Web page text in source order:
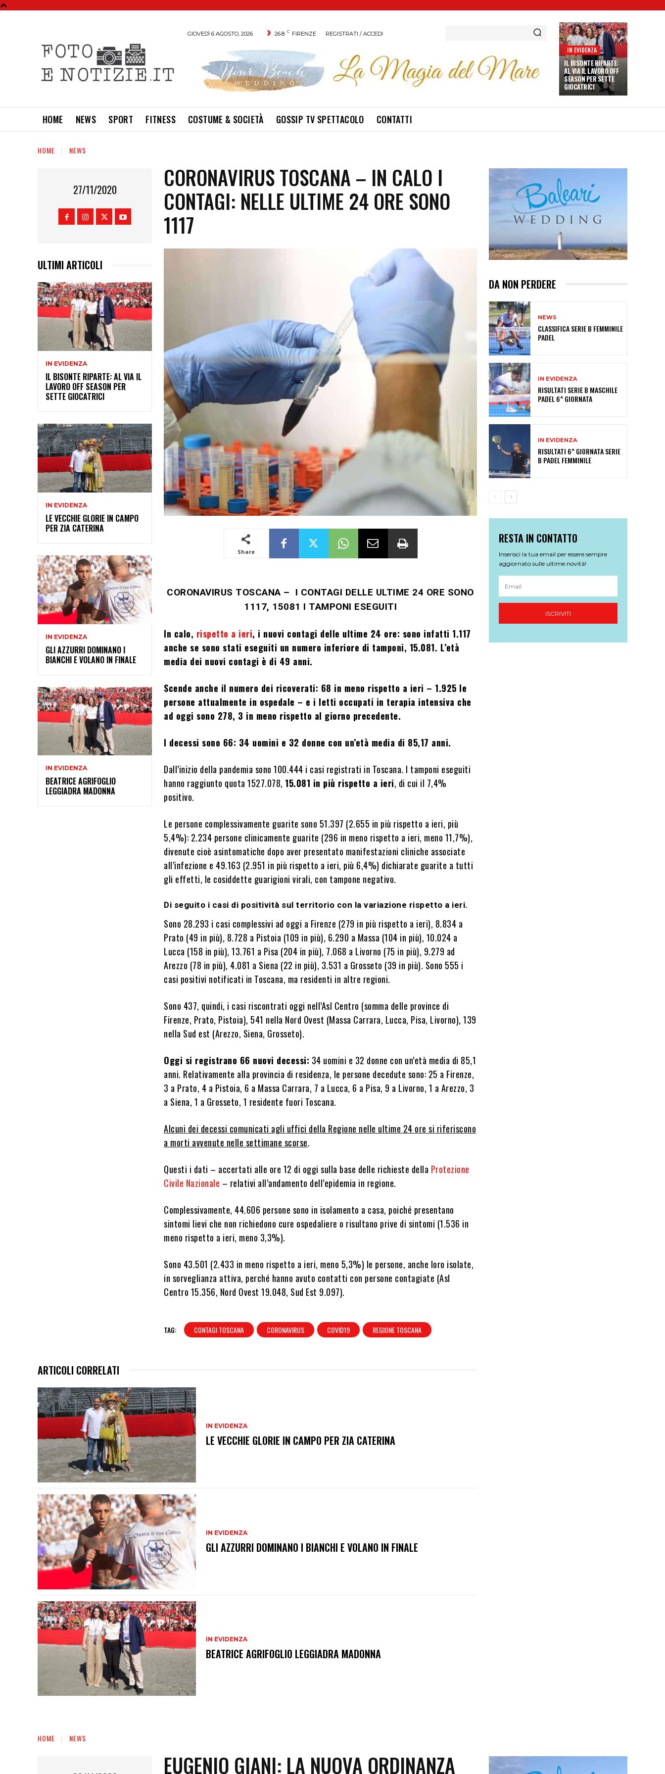
GIOVEDÌ 6 AGOSTO, 2026 26.8 C FIRENZE REGISTRATI / ACCEDI
IN EVIDENZA
IL BISONTE RIPARTE:
AL VIA IL LAVORO OFF
SEASON PER SETTE
GIOCATRICI
HOME NEWS SPORT FITNESS COSTUME & SOCIETÀ GOSSIP TV SPETTACOLO CONTATTI
HOME NEWS
27/11/2020
ULTIMI ARTICOLI
IN EVIDENZA
IL BISONTE RIPARTE: AL VIA IL
LAVORO OFF SEASON PER
SETTE GIOCATRICI
IN EVIDENZA
LE VECCHIE GLORIE IN CAMPO
PER ZIA CATERINA
IN EVIDENZA
GLI AZZURRI DOMINANO I
BIANCHI E VOLANO IN FINALE
IN EVIDENZA
BEATRICE AGRIFOGLIO
LEGGIADRA MADONNA
CORONAVIRUS TOSCANA – IN CALO I
CONTAGI: NELLE ULTIME 24 ORE SONO
1117
Share
CORONAVIRUS TOSCANA – I CONTAGI DELLE ULTIME 24 ORE SONO
1117, 15081 I TAMPONI ESEGUITI
In calo, rispetto a ieri, i nuovi contagi delle ultime 24 ore: sono infatti 1.117
anche se sono stati eseguiti un numero inferiore di tamponi, 15.081. L’età
media dei nuovi contagi è di 49 anni.
Scende anche il numero dei ricoverati: 68 in meno rispetto a ieri – 1.925 le
persone attualmente in ospedale – e i letti occupati in terapia intensiva che
ad oggi sono 278, 3 in meno rispetto al giorno precedente.
I decessi sono 66: 34 uomini e 32 donne con un’età media di 85,17 anni.
Dall’inizio della pandemia sono 100.444 i casi registrati in Toscana. I tamponi eseguiti
hanno raggiunto quota 1527.078, 15.081 in più rispetto a ieri, di cui il 7,4%
positivo.
Le persone complessivamente guarite sono 51.397 (2.655 in più rispetto a ieri, più
5,4%): 2.234 persone clinicamente guarite (296 in meno rispetto a ieri, meno 11,7%),
divenute cioè asintomatiche dopo aver presentato manifestazioni cliniche associate
all’infezione e 49.163 (2.951 in più rispetto a ieri, più 6,4%) dichiarate guarite a tutti
gli effetti, le cosiddette guarigioni virali, con tampone negativo.
Di seguito i casi di positività sul territorio con la variazione rispetto a ieri.
Sono 28.293 i casi complessivi ad oggi a Firenze (279 in più rispetto a ieri), 8.834 a
Prato (49 in più), 8.728 a Pistoia (109 in più), 6.290 a Massa (104 in più), 10.024 a
Lucca (158 in più), 13.761 a Pisa (204 in più), 7.068 a Livorno (75 in più), 9.279 ad
Arezzo (78 in più), 4.081 a Siena (22 in più), 3.531 a Grosseto (39 in più). Sono 555 i
casi positivi notificati in Toscana, ma residenti in altre regioni.
Sono 437, quindi, i casi riscontrati oggi nell’Asl Centro (somma delle province di
Firenze, Prato, Pistoia), 541 nella Nord Ovest (Massa Carrara, Lucca, Pisa, Livorno), 139
nella Sud est (Arezzo, Siena, Grosseto).
Oggi si registrano 66 nuovi decessi: 34 uomini e 32 donne con un’età media di 85,1
anni. Relativamente alla provincia di residenza, le persone decedute sono: 25 a Firenze,
3 a Prato, 4 a Pistoia, 6 a Massa Carrara, 7 a Lucca, 6 a Pisa, 9 a Livorno, 1 a Arezzo, 3
a Siena, 1 a Grosseto, 1 residente fuori Toscana.
Alcuni dei decessi comunicati agli uffici della Regione nelle ultime 24 ore si riferiscono
a morti avvenute nelle settimane scorse.
Questi i dati – accertati alle ore 12 di oggi sulla base delle richieste della Protezione
Civile Nazionale – relativi all’andamento dell’epidemia in regione.
Complessivamente, 44.606 persone sono in isolamento a casa, poiché presentano
sintomi lievi che non richiedono cure ospedaliere o risultano prive di sintomi (1.536 in
meno rispetto a ieri, meno 3,3%).
Sono 43.501 (2.433 in meno rispetto a ieri, meno 5,3%) le persone, anche loro isolate,
in sorveglianza attiva, perché hanno avuto contatti con persone contagiate (Asl
Centro 15.356, Nord Ovest 19.048, Sud Est 9.097).
TAG: CONTAGI TOSCANA CORONAVIRUS COVID19 REGIONE TOSCANA
ARTICOLI CORRELATI
IN EVIDENZA
LE VECCHIE GLORIE IN CAMPO PER ZIA CATERINA
IN EVIDENZA
GLI AZZURRI DOMINANO I BIANCHI E VOLANO IN FINALE
IN EVIDENZA
BEATRICE AGRIFOGLIO LEGGIADRA MADONNA
DA NON PERDERE
NEWS
CLASSIFICA SERIE B FEMMINILE
PADEL
IN EVIDENZA
RISULTATI SERIE B MASCHILE
PADEL 6^ GIORNATA
IN EVIDENZA
RISULTATI 6^ GIORNATA SERIE
B PADEL FEMMINILE
RESTA IN CONTATTO
Inserisci la tua email per essere sempre
aggiornato sulle ultime novità!
ISCRIVITI